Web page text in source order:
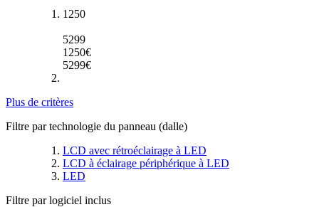
1250
5299
1250€
5299€
Plus de critères
Filtre par technologie du panneau (dalle)
LCD avec rétroéclairage à LED
LCD à éclairage périphérique à LED
LED
Filtre par logiciel inclus